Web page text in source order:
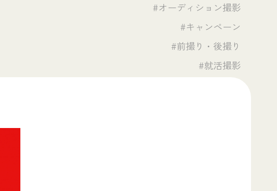
#オーディション撮影
#キャンペーン
#前撮り・後撮り
#就活撮影